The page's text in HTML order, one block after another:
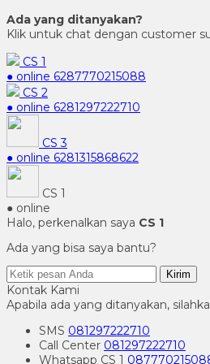
Ada yang ditanyakan?
Klik untuk chat dengan customer
CS 1
● online 6287770215088
CS 2
● online 6281297222710
CS 3
● online 6281315868622
CS 1
● online
Halo, perkenalkan saya CS 1
Ada yang bisa saya bantu?
Kirim
Kontak Kami
Apabila ada yang ditanyakan,
SMS 081297222710
Call Center 081297222710
Whatsapp CS 1